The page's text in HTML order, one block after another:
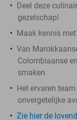
Deel deze
gezelschap!
Maak kennis
Van
Colombiaanse
smaken
Het ervaren
onvergetelijke
Zie hier de